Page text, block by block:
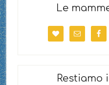
Le
Restiamo